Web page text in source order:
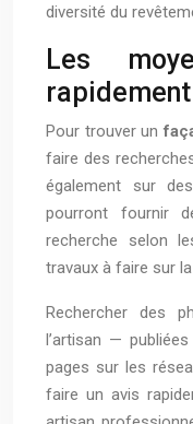
diversité du
Les
Pour trouver un
faire des
également sur
pourront fournir
recherche selon
travaux à faire sur
Rechercher des
l’artisan —
pages sur les
faire un avis